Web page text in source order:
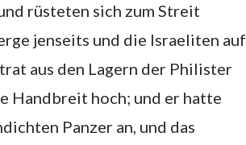
rüsteten sich zum Streit
jenseits und die Israeliten auf
aus den Lagern der Philister
Handbreit hoch; und er hatte
Panzer an, und das